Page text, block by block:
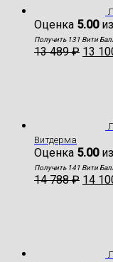
Оценка 5.00
Получить 131 Вити
13 489₽ 13
Витдерма
Оценка 5.00
Получить 141 Вити
14 788₽ 14